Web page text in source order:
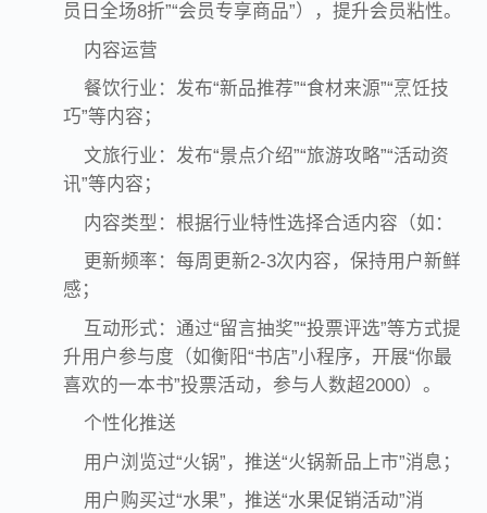
员日全场8折”“会员专享商品”），提升会员粘性。
内容运营
餐饮行业：发布“新品推荐”“食材来源”“烹饪技
巧”等内容；
文旅行业：发布“景点介绍”“旅游攻略”“活动资
讯”等内容；
内容类型：根据行业特性选择合适内容（如：
更新频率：每周更新2-3次内容，保持用户新鲜
感；
互动形式：通过“留言抽奖”“投票评选”等方式提
升用户参与度（如衡阳“书店”小程序，开展“你最
喜欢的一本书”投票活动，参与人数超2000）。
个性化推送
用户浏览过“火锅”，推送“火锅新品上市”消息；
用户购买过“水果”，推送“水果促销活动”消